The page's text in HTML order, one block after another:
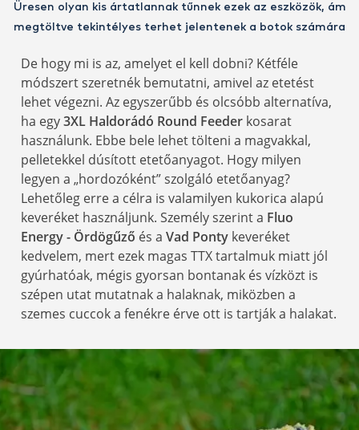
Üresen olyan kis ártatlannak tűnnek ezek az eszközök, ám
megtöltve tekintélyes terhet jelentenek a botok számára
De hogy mi is az, amelyet el kell dobni? Kétféle
módszert szeretnék bemutatni, amivel az etetést
lehet végezni. Az egyszerűbb és olcsóbb alternatíva,
ha egy3XL Haldorádó Round Feeder kosarat
használunk. Ebbe bele lehet tölteni a magvakkal,
pelletekkel dúsított etetőanyagot. Hogy milyen
legyen a „hordozóként” szolgáló etetőanyag?
Lehetőleg erre a célra is valamilyen kukorica alapú
keveréket használjunk. Személy szerint a Fluo
Energy - Ördögűző és a Vad Ponty keveréket
kedvelem, mert ezek magas TTX tartalmuk miatt jól
gyúrhatóak, mégis gyorsan bontanak és vízközt is
szépen utat mutatnak a halaknak, miközben a
szemes cuccok a fenékre érve ott is tartják a halakat.